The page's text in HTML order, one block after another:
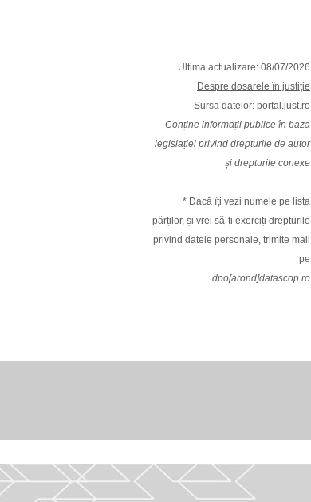
Ultima actualizare: 08/07/2026
Despre dosarele în justiție
Sursa datelor: portal.just.ro
Conține informații publice în baza
legislației privind drepturile de autor
și drepturile conexe
* Dacă îți vezi numele pe lista
părților, și vrei să-ți exerciți drepturile
privind datele personale, trimite mail
pe
dpo[arond]datascop.ro